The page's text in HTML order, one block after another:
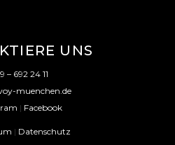
UNS
– 692 24 11
muenchen.de
| Facebook
| Datenschutz